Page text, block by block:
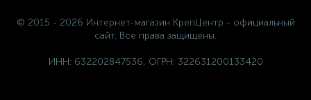
© 2015 - 2026 Интернет-магазин КрепЦентр - официальный
сайт. Все права защищены.
ИНН: 632202847536, ОГРН: 322631200133420